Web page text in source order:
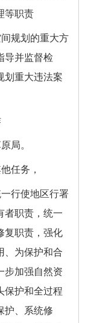
等职责
规划的重大方
导并监督检
划重大违法案
局。
任务，
行使地区行署
者职责，统一
复职责，强化
、为保护和合
步加强自然资
保护和全过程
护、系统修